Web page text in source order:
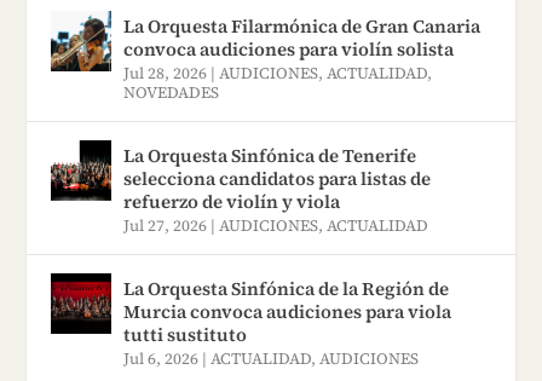
La Orquesta Filarmónica de Gran Canaria
convoca audiciones para violín solista
Jul 28, 2026 |AUDICIONES,ACTUALIDAD,
NOVEDADES
La Orquesta Sinfónica de Tenerife
selecciona candidatos para listas de
refuerzo de violín y viola
Jul 27, 2026 |AUDICIONES,ACTUALIDAD
La Orquesta Sinfónica de la Región de
Murcia convoca audiciones para viola
tutti sustituto
Jul 6, 2026 |ACTUALIDAD,AUDICIONES